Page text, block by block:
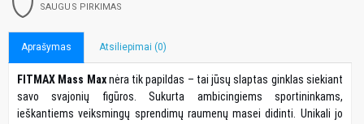
SAUGUS PIRKIMAS
Aprašymas Atsiliepimai (0)
FITMAX Mass Maxnėra tik papildas – tai jūsų slaptas ginklas siekiant
savo svajonių figūros. Sukurta ambicingiems sportininkams,
ieškantiems veiksmingų sprendimų raumenų masei didinti. Unikali jo